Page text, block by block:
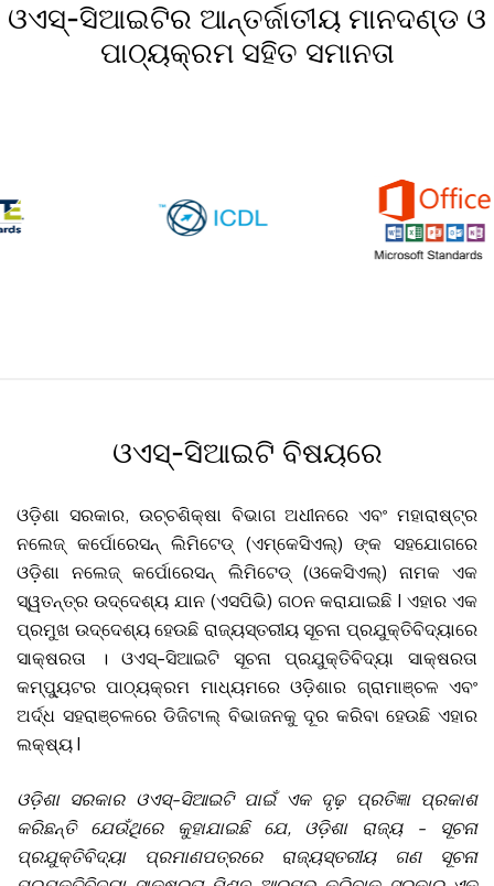
ଓଏସ୍-ସିଆଇଟିର ଆନ୍ତର୍ଜାତୀୟ ମାନଦଣ୍ଡ ଓ
ପାଠ୍ୟକ୍ରମ ସହିତ ସମାନତା
ଓଏସ୍-ସିଆଇଟି ବିଷୟରେ
ଓଡ଼ିଶା ସରକାର, ଉଚ୍ଚଶିକ୍ଷା ବିଭାଗ ଅଧୀନରେ ଏବଂ ମହାରାଷ୍ଟ୍ର
ନଲେଜ୍ କର୍ପୋରେସନ୍ ଲିମିଟେଡ୍ (ଏମ୍᠎᠎᠎କେସିଏଲ୍) ଙ୍କ ସହଯୋଗରେ
ଓଡ଼ିଶା ନଲେଜ୍ କର୍ପୋରେସନ୍ ଲିମିଟେଡ୍ (ଓକେସିଏଲ୍) ନାମକ ଏକ
ସ୍ୱତନ୍ତ୍ର ଉଦ୍ଦେଶ୍ୟ ଯାନ (ଏସପିଭି) ଗଠନ କରାଯାଇଛି I ଏହାର ଏକ
ପ୍ରମୁଖ ଉଦ୍ଦେଶ୍ୟ ହେଉଛି ରାଜ୍ୟସ୍ତରୀୟ ସୂଚନା ପ୍ରଯୁକ୍ତିବିଦ୍ୟାରେ
ସାକ୍ଷରତା । ଓଏସ୍-ସିଆଇଟି ସୂଚନା ପ୍ରଯୁକ୍ତିବିଦ୍ୟା ସାକ୍ଷରତା
କମ୍ପ୍ୟୁଟର ପାଠ୍ୟକ୍ରମ ମାଧ୍ୟମରେ ଓଡ଼ିଶାର ଗ୍ରାମାଞ୍ଚଳ ଏବଂ
ଅର୍ଦ୍ଧ ସହରାଞ୍ଚଳରେ ଡିଜିଟାଲ୍ ବିଭାଜନକୁ ଦୂର କରିବା ହେଉଛି ଏହାର
ଲକ୍ଷ୍ୟ I
ଓଡ଼ିଶା ସରକାର ଓଏସ୍-ସିଆଇଟି ପାଇଁ ଏକ ଦୃଢ଼ ପ୍ରତିଜ୍ଞା ପ୍ରକାଶ
କରିଛନ୍ତି ଯେଉଁଥିରେ କୁହାଯାଇଛି ଯେ, ଓଡ଼ିଶା ରାଜ୍ୟ - ସୂଚନା
ପ୍ରଯୁକ୍ତିବିଦ୍ୟା ପ୍ରମାଣପତ୍ରରେ ରାଜ୍ୟସ୍ତରୀୟ ଗଣ ସୂଚନା